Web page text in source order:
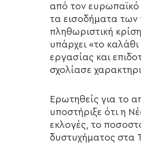
από τον ευρωπαϊκό
τα εισοδήματα των
πληθωριστική
υπάρχει «το
εργασίας και
σχολίασε
Ερωτηθείς για το
υποστήριξε ότι η
εκλογές, το
δυστυχήματος στα